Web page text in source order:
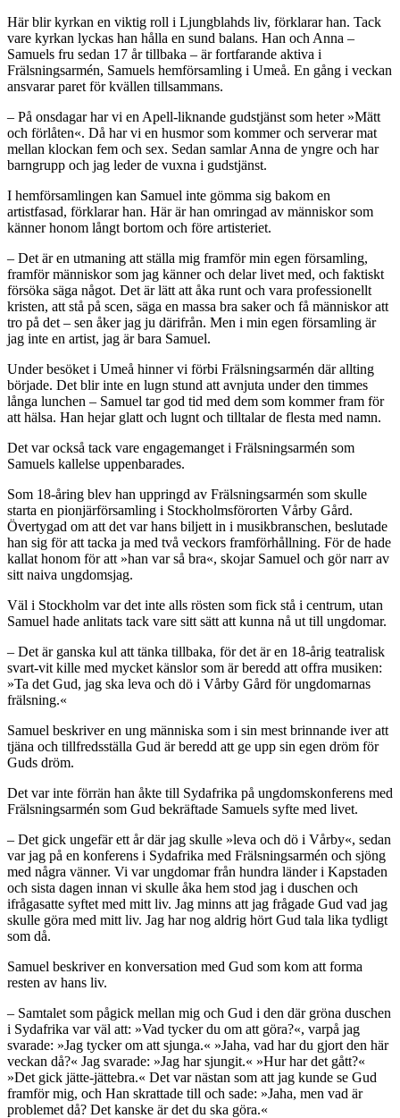
Här blir kyrkan en viktig roll i Ljungblahds liv, förklarar han. Tack
vare kyrkan lyckas han hålla en sund balans. Han och Anna –
Samuels fru sedan 17 år tillbaka – är fortfarande aktiva i
Frälsningsarmén, Samuels hemförsamling i Umeå. En gång i veckan
ansvarar paret för kvällen tillsammans.
– På onsdagar har vi en Apell-liknande gudstjänst som heter »Mätt
och förlåten«. Då har vi en husmor som kommer och serverar mat
mellan klockan fem och sex. Sedan samlar Anna de yngre och har
barngrupp och jag leder de vuxna i gudstjänst.
I hemförsamlingen kan Samuel inte gömma sig bakom en
artistfasad, förklarar han. Här är han omringad av människor som
känner honom långt bortom och före artisteriet.
– Det är en utmaning att ställa mig framför min egen församling,
framför människor som jag känner och delar livet med, och faktiskt
försöka säga något. Det är lätt att åka runt och vara professionellt
kristen, att stå på scen, säga en massa bra saker och få människor att
tro på det – sen åker jag ju därifrån. Men i min egen församling är
jag inte en artist, jag är bara Samuel.
Under besöket i Umeå hinner vi förbi Frälsningsarmén där allting
började. Det blir inte en lugn stund att avnjuta under den timmes
långa lunchen – Samuel tar god tid med dem som kommer fram för
att hälsa. Han hejar glatt och lugnt och tilltalar de flesta med namn.
Det var också tack vare engagemanget i Frälsningsarmén som
Samuels kallelse uppenbarades.
Som 18-åring blev han uppringd av Frälsnings­armén som skulle
starta en pionjärförsamling i Stockholmsförorten Vårby Gård.
Övertygad om att det var hans biljett in i musikbranschen, beslutade
han sig för att tacka ja med två veckors framförhållning. För de hade
kallat honom för att »han var så bra«, skojar Samuel och gör narr av
sitt naiva ungdomsjag.
Väl i Stockholm var det inte alls rösten som fick stå i centrum, utan
Samuel hade anlitats tack vare sitt sätt att kunna nå ut till ungdomar.
– Det är ganska kul att tänka tillbaka, för det är en 18-årig teatralisk
svart-vit kille med mycket känslor som är beredd att offra musiken:
»Ta det Gud, jag ska leva och dö i Vårby Gård för ungdomarnas
frälsning.«
Samuel beskriver en ung människa som i sin mest brinnande iver att
tjäna och tillfredsställa Gud är beredd att ge upp sin egen dröm för
Guds dröm.
Det var inte förrän han åkte till Sydafrika på ungdomskonferens med
Frälsningsarmén som Gud bekräftade Samuels syfte med livet.
– Det gick ungefär ett år där jag skulle »leva och dö i Vårby«, sedan
var jag på en konferens i Sydafrika med Frälsningsarmén och sjöng
med några vänner. Vi var ungdomar från hundra länder i Kapstaden
och sista dagen innan vi skulle åka hem stod jag i duschen och
ifrågasatte syftet med mitt liv. Jag minns att jag frågade Gud vad jag
skulle göra med mitt liv. Jag har nog aldrig hört Gud tala lika tydligt
som då.
Samuel beskriver en konversation med Gud som kom att forma
resten av hans liv.
– Samtalet som pågick mellan mig och Gud i den där gröna duschen
i Sydafrika var väl att: »Vad tycker du om att göra?«, varpå jag
svarade: »Jag tycker om att sjunga.« »Jaha, vad har du gjort den här
veckan då?« Jag svarade: »Jag har sjungit.« »Hur har det gått?«
»Det gick jätte-jättebra.« Det var nästan som att jag kunde se Gud
framför mig, och Han skrattade till och sade: »Jaha, men vad är
problemet då? Det kanske är det du ska göra.«